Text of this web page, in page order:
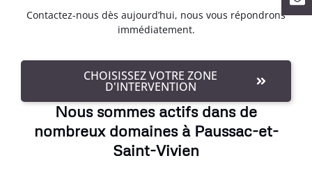
Contactez-nous dès aujourd’hui, nous vous répondrons
immédiatement.
CHOISISSEZ VOTRE ZONE
D'INTERVENTION
Nous sommes actifs dans de
nombreux domaines à Paussac-et-
Saint-Vivien